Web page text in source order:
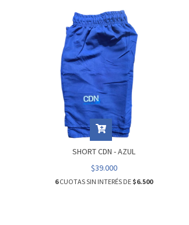
SHORT CDN - AZUL
$39.000
6CUOTAS SIN INTERÉS DE $6.500